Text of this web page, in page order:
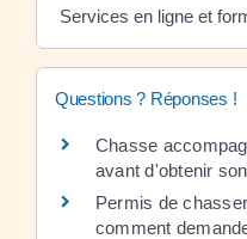
Services en ligne et
Questions ? Réponses !
Chasse
avant d'obtenir
Permis de
comment